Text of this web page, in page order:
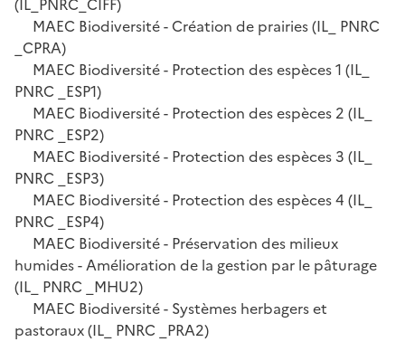
MAEC Biodiversité - Création de prairies (IL_ PNRC
_CPRA)
MAEC Biodiversité - Protection des espèces 1 (IL_
PNRC _ESP1)
MAEC Biodiversité - Protection des espèces 2 (IL_
PNRC _ESP2)
MAEC Biodiversité - Protection des espèces 3 (IL_
PNRC _ESP3)
MAEC Biodiversité - Protection des espèces 4 (IL_
PNRC _ESP4)
MAEC Biodiversité - Préservation des milieux
humides - Amélioration de la gestion par le pâturage
(IL_ PNRC _MHU2)
MAEC Biodiversité - Systèmes herbagers et
pastoraux (IL_ PNRC _PRA2)